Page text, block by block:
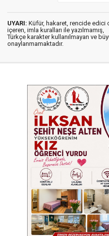
UYARI: Küfür, hakaret, rencide edici
içeren, imla kuralları ile yazılmamış,
Türkçe karakter kullanılmayan ve
onaylanmamaktadır.